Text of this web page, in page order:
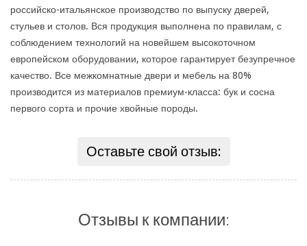
российско-итальянское производство по выпуску дверей,
стульев и столов. Вся продукция выполнена по правилам, с
соблюдением технологий на новейшем высокоточном
европейском оборудовании, которое гарантирует безупречное
качество. Все межкомнатные двери и мебель на 80%
производится из материалов премиум-класса: бук и сосна
первого сорта и прочие хвойные породы.
Оставьте свой отзыв:
Отзывы к компании: